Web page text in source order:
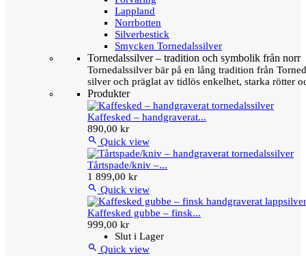
Lappland
Norrbotten
Silverbestick
Smycken Tornedalssilver
Tornedalssilver – tradition och symbolik från norr
Tornedalssilver bär på en lång tradition från
silver och präglat av tidlös enkelhet, starka rötter
Produkter
Kaffesked – handgraverat...
890,00 kr
 Quick view
Tårtspade/kniv –...
1 899,00 kr
 Quick view
Kaffesked gubbe – finsk...
999,00 kr
Slut i Lager
 Quick view